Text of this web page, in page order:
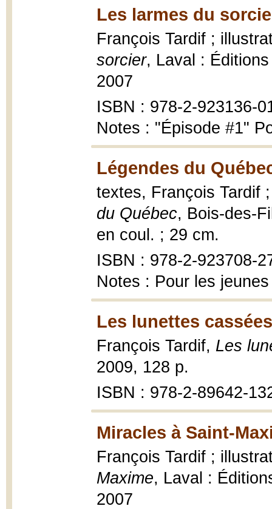
Les larmes du
François Tardif ;
sorcier, Laval :
2007
ISBN : 978-2-923136-
Notes : "Épisode #1"
Légendes du
textes, François Tardif
du Québec, Bois-des-
en coul. ; 29 cm.
ISBN : 978-2-923708-
Notes : Pour les jeunes
Les lunettes
François Tardif, Les
2009, 128 p.
ISBN : 978-2-89642-
Miracles à Saint-
François Tardif ;
Maxime, Laval :
2007